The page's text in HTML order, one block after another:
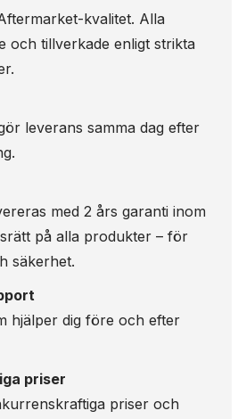
kvalitet. Alla
och tillverkade enligt strikta
leverans samma dag efter
med 2 års garanti inom
på alla produkter – för
säkerhet.
hjälper dig före och efter
priser
priser och